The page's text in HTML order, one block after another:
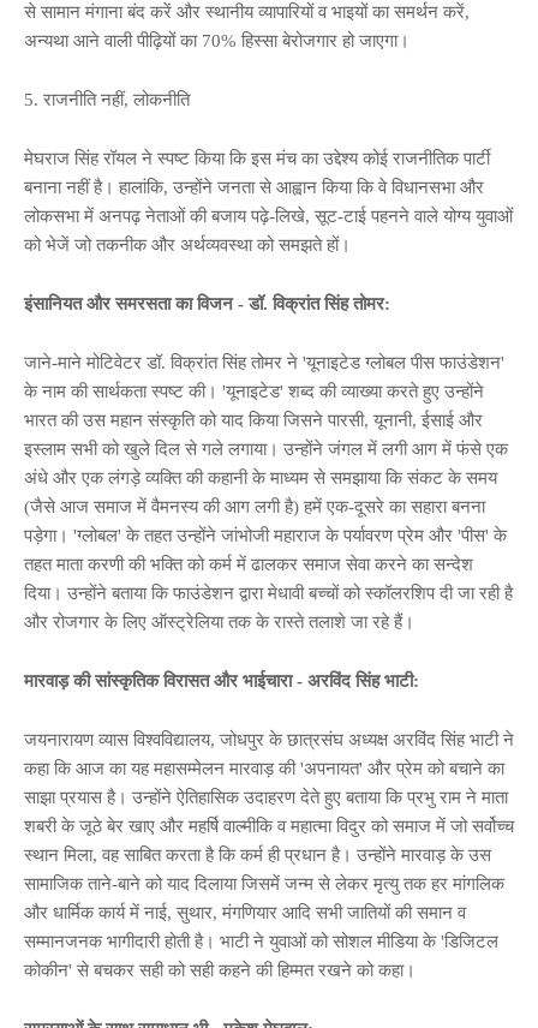
से सामान मंगाना बंद करें और स्थानीय व्यापारियों व भाइयों का समर्थन करें,
अन्यथा आने वाली पीढ़ियों का 70% हिस्सा बेरोजगार हो जाएगा।
5. राजनीति नहीं, लोकनीति
मेघराज सिंह रॉयल ने स्पष्ट किया कि इस मंच का उद्देश्य कोई राजनीतिक पार्टी
बनाना नहीं है। हालांकि, उन्होंने जनता से आह्वान किया कि वे विधानसभा और
लोकसभा में अनपढ़ नेताओं की बजाय पढ़े-लिखे, सूट-टाई पहनने वाले योग्य युवाओं
को भेजें जो तकनीक और अर्थव्यवस्था को समझते हों।
इंसानियत और समरसता का विजन - डॉ. विक्रांत सिंह तोमर:
जाने-माने मोटिवेटर डॉ. विक्रांत सिंह तोमर ने 'यूनाइटेड ग्लोबल पीस फाउंडेशन'
के नाम की सार्थकता स्पष्ट की। 'यूनाइटेड' शब्द की व्याख्या करते हुए उन्होंने
भारत की उस महान संस्कृति को याद किया जिसने पारसी, यूनानी, ईसाई और
इस्लाम सभी को खुले दिल से गले लगाया। उन्होंने जंगल में लगी आग में फंसे एक
अंधे और एक लंगड़े व्यक्ति की कहानी के माध्यम से समझाया कि संकट के समय
(जैसे आज समाज में वैमनस्य की आग लगी है) हमें एक-दूसरे का सहारा बनना
पड़ेगा। 'ग्लोबल' के तहत उन्होंने जांभोजी महाराज के पर्यावरण प्रेम और 'पीस' के
तहत माता करणी की भक्ति को कर्म में ढालकर समाज सेवा करने का सन्देश
दिया। उन्होंने बताया कि फाउंडेशन द्वारा मेधावी बच्चों को स्कॉलरशिप दी जा रही है
और रोजगार के लिए ऑस्ट्रेलिया तक के रास्ते तलाशे जा रहे हैं।
मारवाड़ की सांस्कृतिक विरासत और भाईचारा - अरविंद सिंह भाटी:
जयनारायण व्यास विश्वविद्यालय, जोधपुर के छात्रसंघ अध्यक्ष अरविंद सिंह भाटी ने
कहा कि आज का यह महासम्मेलन मारवाड़ की 'अपनायत' और प्रेम को बचाने का
साझा प्रयास है। उन्होंने ऐतिहासिक उदाहरण देते हुए बताया कि प्रभु राम ने माता
शबरी के जूठे बेर खाए और महर्षि वाल्मीकि व महात्मा विदुर को समाज में जो सर्वोच्च
स्थान मिला, वह साबित करता है कि कर्म ही प्रधान है। उन्होंने मारवाड़ के उस
सामाजिक ताने-बाने को याद दिलाया जिसमें जन्म से लेकर मृत्यु तक हर मांगलिक
और धार्मिक कार्य में नाई, सुथार, मंगणियार आदि सभी जातियों की समान व
सम्मानजनक भागीदारी होती है। भाटी ने युवाओं को सोशल मीडिया के 'डिजिटल
कोकीन' से बचकर सही को सही कहने की हिम्मत रखने को कहा।